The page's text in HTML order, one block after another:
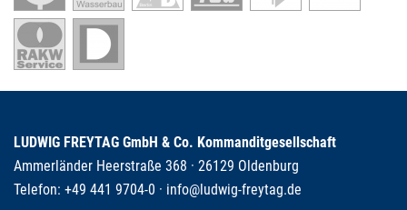
LUDWIG FREYTAG GmbH & Co. Kommanditgesellschaft
Ammerländer Heerstraße 368 · 26129 Oldenburg
Telefon: +49 441 9704-0 · info@ludwig-freytag.de